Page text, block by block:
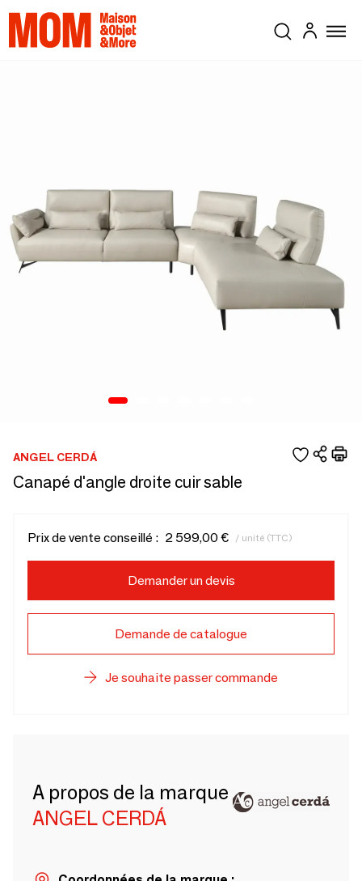
ANGEL CERDÁ
Canapé d'angle droite cuir sable
Prix de vente conseillé : 2 599,00 € / unité (TTC)
Demander un devis
Demande de catalogue
Je souhaite passer commande
A propos de la marque
ANGEL CERDÁ